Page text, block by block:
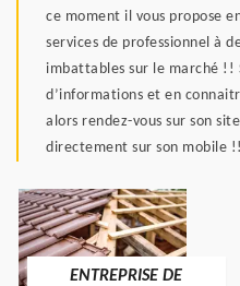
ce moment il vous propose
services de professionnel à
imbattables sur le marché !!
d’informations et en
alors rendez-vous sur son
directement sur son mobile !!
ENTREPRISE DE